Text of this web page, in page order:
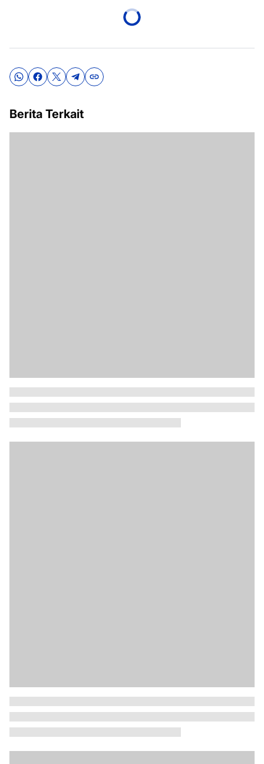
Berita Terkait